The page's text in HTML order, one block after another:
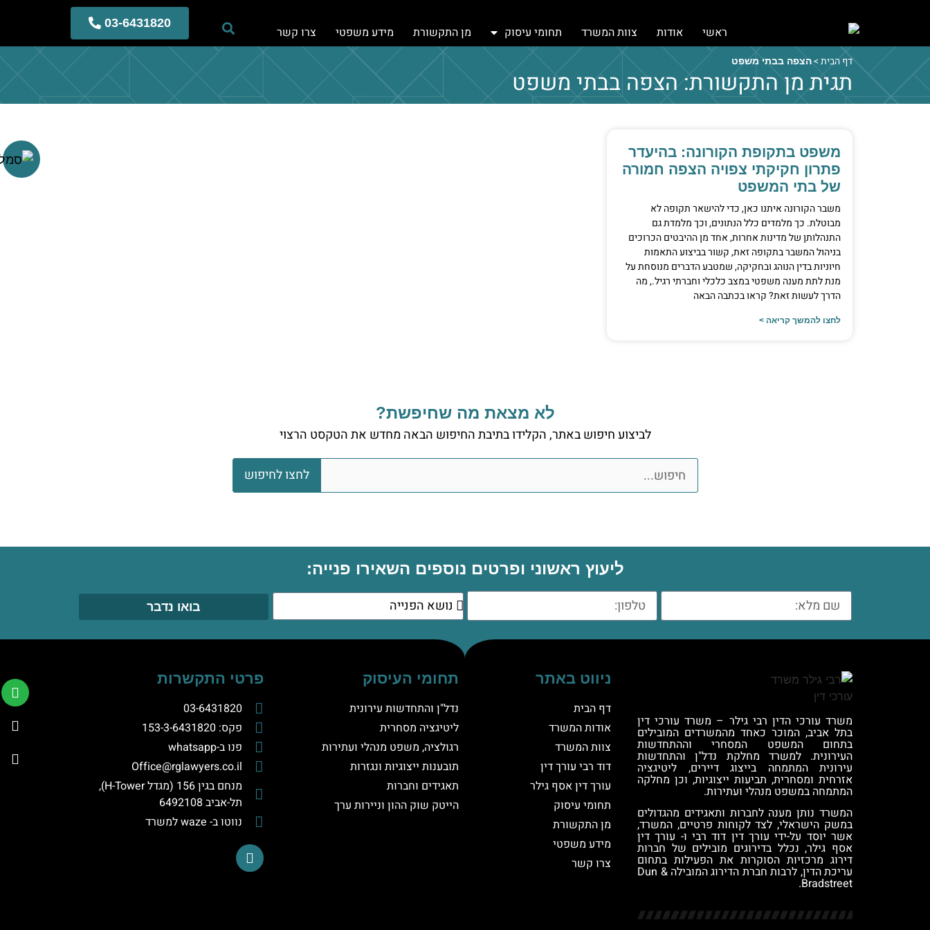
ראשי אודות צוות המשרד תחומי עיסוק מן התקשורת מידע משפטי צרו קשר
03-6431820
דף הבית>הצפה בבתי משפט
תגית מן התקשורת: הצפה בבתי משפט
משפט בתקופת הקורונה: בהיעדר
פתרון חקיקתי צפויה הצפה חמורה
של בתי המשפט
משבר הקורונה איתנו כאן, כדי להישאר תקופה לא
מבוטלת. כך מלמדים כלל הנתונים, וכך מלמדת גם
התנהלותן של מדינות אחרות, אחד מן ההיבטים הכרוכים
בניהול המשבר בתקופה זאת, קשור בביצוע התאמות
חיוניות בדין הנוהג ובחקיקה, שמטבע הדברים מנוסחת על
מנת לתת מענה משפטי במצב כלכלי וחברתי רגיל., מה
הדרך לעשות זאת? קראו בכתבה הבאה
לחצו להמשך קריאה >
לא מצאת מה שחיפשת?
לביצוע חיפוש באתר, הקלידו בתיבת החיפוש הבאה מחדש את הטקסט הרצוי
לחצו לחיפוש
ליעוץ ראשוני ופרטים נוספים השאירו פנייה:
בואו נדבר
משרד עורכי הדין רבי גילר – משרד עורכי דין
בתל אביב, המוכר כאחד מהמשרדים המובילים
בתחום המשפט המסחריוההתחדשות
העירונית. למשרד מחלקת נדל"ן והתחדשות
עירונית המתמחה בייצוג דיירים, ליטיגציה
אזרחית ומסחרית, תביעות ייצוגיות, וכן מחלקה
המתמחה במשפט מנהלי ועתירות.
המשרד נותן מענה לחברות ותאגידים מהגדולים
במשק הישראלי, לצד לקוחות פרטיים, המשרד,
אשר יוסד על-ידי עורך דין דוד רביו- עורך דין
אסף גילר, נכלל בדירוגים מובילים של חברות
דירוג מרכזיות הסוקרות את הפעילות בתחום
עריכת הדין, לרבות חברת הדירוג המובילהDun &
Bradstreet
.
ניווט באתר
דף הבית
אודות המשרד
צוות המשרד
דוד רבי עורך דין
עורך דין אסף גילר
תחומי עיסוק
מן התקשורת
מידע משפטי
צרו קשר
תחומי העיסוק
נדל"ן והתחדשות עירונית
ליטיגציה מסחרית
רגולציה, משפט מנהלי ועתירות
תובענות ייצוגיות ונגזרות
תאגידים וחברות
הייטק שוק ההון וניירות ערך
פרטי התקשרות
03-6431820
פקס: 153-3-6431820
פנו ב-whatsapp
Office@rglawyers.co.il
מנחם בגין 156 (מגדל H-Tower),
תל-אביב 6492108
נווטו ב- waze למשרד